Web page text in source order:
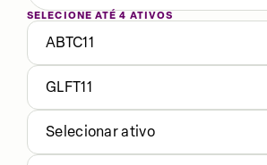
SELECIONE ATÉ 4 ATIVOS
ABTC11
GLFT11
Selecionar ativo